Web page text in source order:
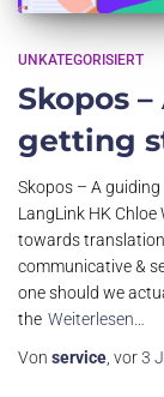
UNKATEGORISIERT
Skopos
getting
Skopos – A
LangLink HK
towards
communicative &
one should we
the Weiterlesen…
Von service , vor3